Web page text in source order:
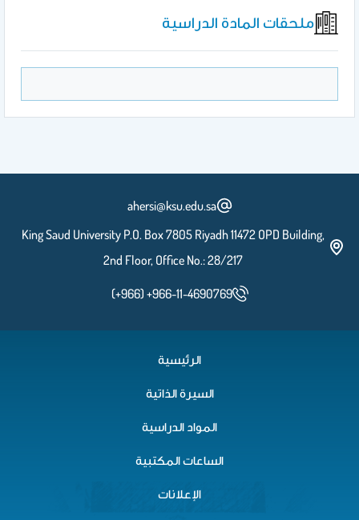
ملحقات المادة الدراسية
ahersi@ksu.edu.sa
King Saud University P.O. Box 7805 Riyadh 11472 OPD Building,
2nd Floor, Office No.: 28/217
(+966) +966-11-4690769
الرئيسية
السيرة الذاتية
المواد الدراسية
الساعات المكتبية
الإعلانات